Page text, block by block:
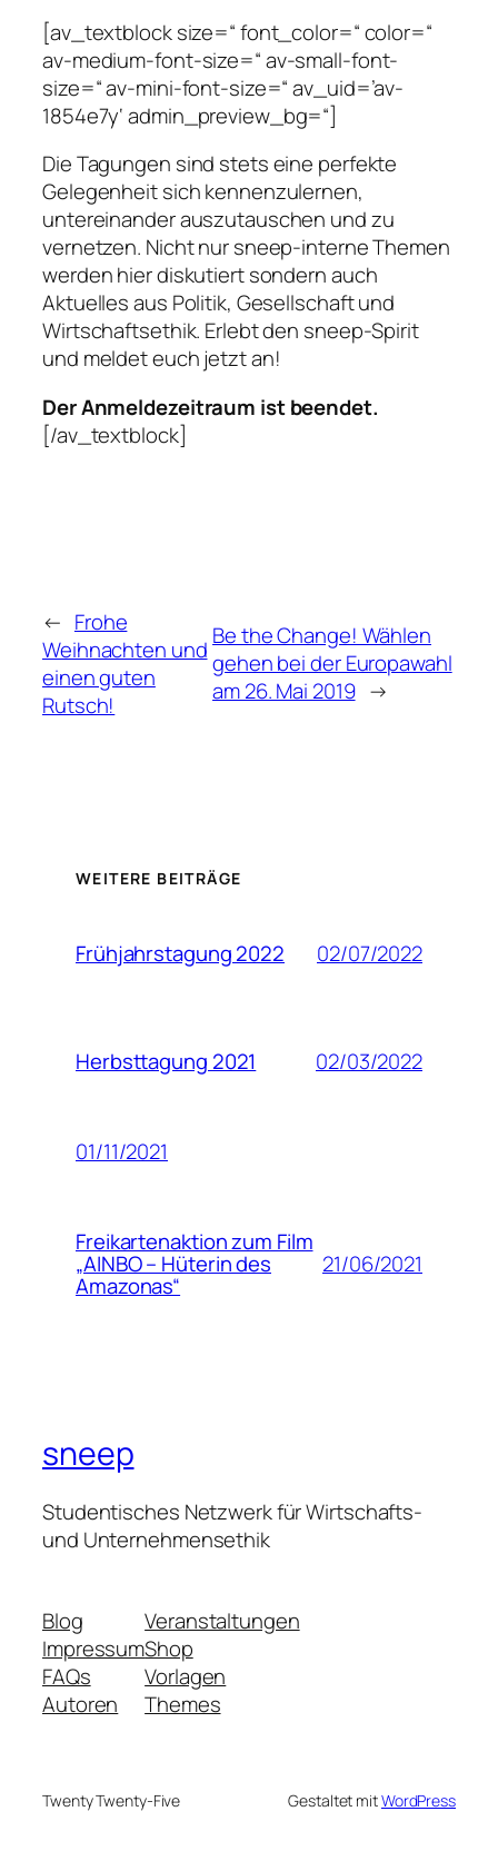
[av_textblock size=“ font_color=“ color=“
av-medium-font-size=“ av-small-font-
size=“ av-mini-font-size=“ av_uid=’av-
1854e7y‘ admin_preview_bg=“]
Die Tagungen sind stets eine perfekte
Gelegenheit sich kennenzulernen,
untereinander auszutauschen und zu
vernetzen. Nicht nur sneep-interne Themen
werden hier diskutiert sondern auch
Aktuelles aus Politik, Gesellschaft und
Wirtschaftsethik. Erlebt den sneep-Spirit
und meldet euch jetzt an!
Der Anmeldezeitraum ist beendet.
[/av_textblock]
← Frohe
Weihnachten und
einen guten
Rutsch!
Be the Change! Wählen
gehen bei der Europawahl
am 26. Mai 2019 →
WEITERE BEITRÄGE
Frühjahrstagung 2022 02/07/2022
Herbsttagung 2021 02/03/2022
01/11/2021
Freikartenaktion zum Film
„AINBO – Hüterin des
Amazonas“
21/06/2021
sneep
Studentisches Netzwerk für Wirtschafts-
und Unternehmensethik
Blog
Impressum
FAQs
Autoren
Veranstaltungen
Shop
Vorlagen
Themes
Twenty Twenty-Five Gestaltet mitWordPress